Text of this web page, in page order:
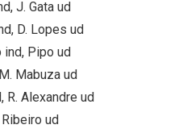
J. Gata ud
D. Lopes ud
ind, Pipo ud
Mabuza ud
R. Alexandre ud
Ribeiro ud